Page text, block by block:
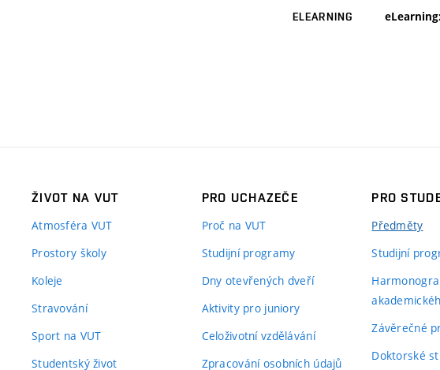
ELEARNING eLearning:
ŽIVOT NA VUT
Atmosféra VUT
Prostory školy
Koleje
Stravování
Sport na VUT
Studentský život
PRO UCHAZEČE
Proč na VUT
Studijní programy
Dny otevřených dveří
Aktivity pro juniory
Celoživotní vzdělávání
Zpracování osobních údajů
PRO
Předměty
Studijní
Závěrečné
Doktorské